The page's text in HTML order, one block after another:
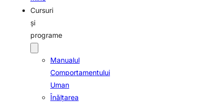
Cursuri
și
programe
Manualul
Comportamentului
Uman
Înălțarea